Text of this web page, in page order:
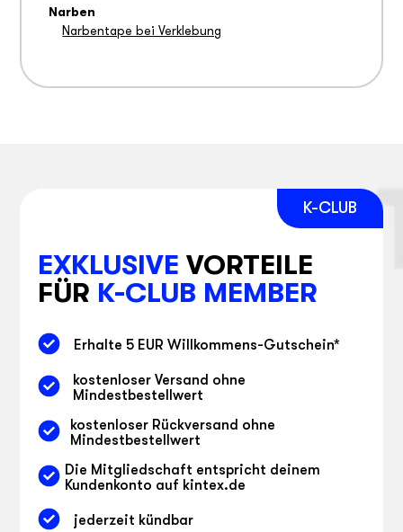
Narben
Narbentape bei Verklebung
EXKLUSIVE VORTEILE
FÜR K-CLUB MEMBER
Erhalte 5 EUR Willkommens-Gutschein*
kostenloser Versand ohne
Mindestbestellwert
kostenloser Rückversand ohne
Mindestbestellwert
Die Mitgliedschaft entspricht deinem
Kundenkonto auf kintex.de
jederzeit kündbar